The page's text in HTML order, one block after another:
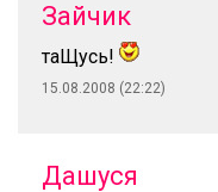
Зайчик
таЩусь!
15.08.2008 (22:22)
Дашуся